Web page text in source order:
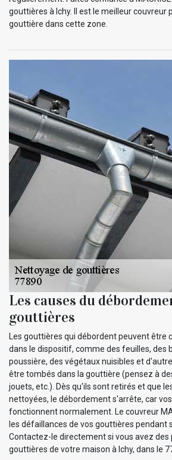
gouttières à Ichy. Il est le meilleur couvreur
gouttière dans cette zone.
Les causes du
gouttières
Les gouttières qui débordent peuvent être
dans le dispositif, comme des feuilles, des
poussière, des végétaux nuisibles et
être tombés dans la gouttière (pensez à
jouets, etc.). Dès qu'ils sont retirés et que
nettoyées, le débordement s'arrête, car
fonctionnent normalement. Le couvreur
les défaillances de vos gouttières pendant
Contactez-le directement si vous avez des
gouttières de votre maison à Ichy, dans le